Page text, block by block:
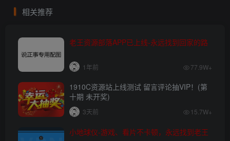
相关推荐
老王资源部落APP已上线-永远找到回家的路
1年前 77.9W+
1910C资源站上线测试 留言评论抽VIP！(第
十期 未开奖)
3天前 15.7W+
小地球仪-游戏、看片不卡顿，永远找到老王